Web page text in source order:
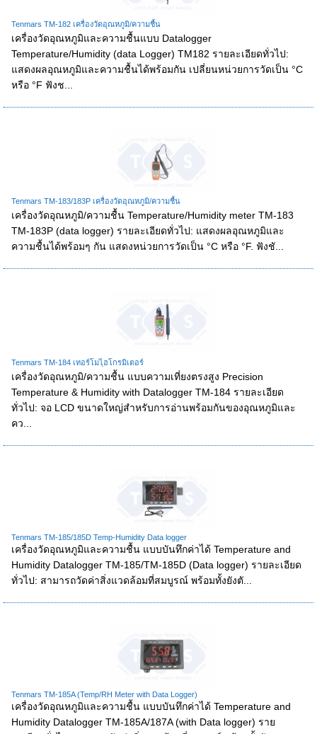
Tenmars TM-182 เครื่องวัดอุณหภูมิ/ความชื้น
เครื่องวัดอุณหภูมิและความชื้นแบบ Datalogger
Temperature/Humidity (data Logger) TM182 รายละเอียดทั่วไป:
แสดงผลอุณหภูมิและความชื้นได้พร้อมกัน เปลี่ยนหน่วยการวัดเป็น °C
หรือ °F ฟังช...
Tenmars TM-183/183P เครื่องวัดอุณหภูมิ/ความชื้น
เครื่องวัดอุณหภูมิ/ความชื้น Temperature/Humidity meter TM-183
TM-183P (data logger) รายละเอียดทั่วไป: แสดงผลอุณหภูมิและ
ความชื้นได้พร้อมๆ กัน แสดงหน่วยการวัดเป็น °C หรือ °F. ฟังชั...
Tenmars TM-184 เทอร์โมไฺฮโกรมิเตอร์
เครื่องวัดอุณหภูมิ/ความชื้น แบบความเที่ยงตรงสูง Precision
Temperature & Humidity with Datalogger TM-184 รายละเอียด
ทั่วไป: จอ LCD ขนาดใหญ่สำหรับการอ่านพร้อมกันของอุณหภูมิและ
คว...
Tenmars TM-185/185D Temp-Humidity Data logger
เครื่องวัดอุณหภูมิและความชื้น แบบบันทึกค่าได้ Temperature and
Humidity Datalogger TM-185/TM-185D (Data logger) รายละเอียด
ทั่วไป: สามารถวัดค่าสิ่งแวดล้อมที่สมบูรณ์ พร้อมทั้งยังตั...
Tenmars TM-185A (Temp/RH Meter with Data Logger)
เครื่องวัดอุณหภูมิและความชื้น แบบบันทึกค่าได้ Temperature and
Humidity Datalogger TM-185A/187A (with Data logger) ราย